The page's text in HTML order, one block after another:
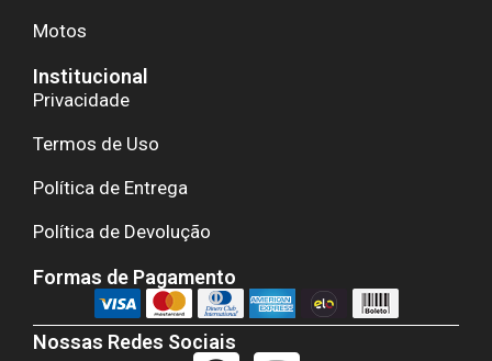
Motos
Institucional
Privacidade
Termos de Uso
Política de Entrega
Política de Devolução
Formas de Pagamento
Nossas Redes Sociais